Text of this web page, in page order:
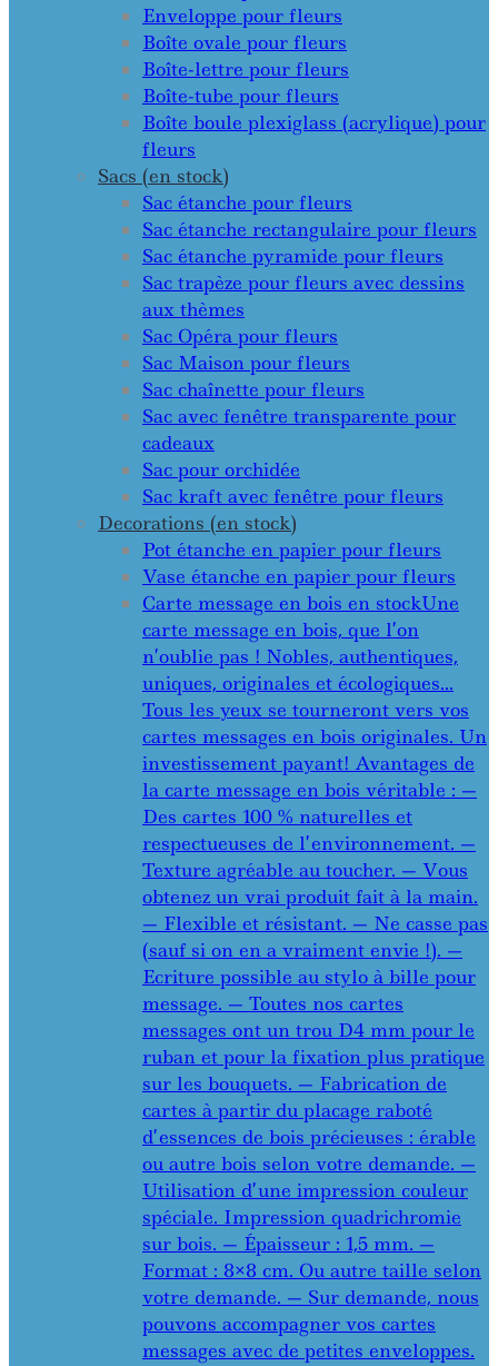
Enveloppe pour fleurs
Boîte ovale pour fleurs
Boîte-lettre pour fleurs
Boîte-tube pour fleurs
Boîte boule plexiglass (acrylique) pour
fleurs
Sacs (en stock)
Sac étanche pour fleurs
Sac étanche rectangulaire pour fleurs
Sac étanche pyramide pour fleurs
Sac trapèze pour fleurs avec dessins
aux thèmes
Sac Opéra pour fleurs
Sac Maison pour fleurs
Sac chaînette pour fleurs
Sac avec fenêtre transparente pour
cadeaux
Sac pour orchidée
Sac kraft avec fenêtre pour fleurs
Decorations (en stock)
Pot étanche en papier pour fleurs
Vase étanche en papier pour fleurs
Carte message en bois en stockUne
carte message en bois, que l’on
n’oublie pas ! Nobles, authentiques,
uniques, originales et écologiques…
Tous les yeux se tourneront vers vos
cartes messages en bois originales. Un
investissement payant! Avantages de
la carte message en bois véritable : —
Des cartes 100 % naturelles et
respectueuses de l’environnement. —
Texture agréable au toucher. — Vous
obtenez un vrai produit fait à la main.
— Flexible et résistant. — Ne casse pas
(sauf si on en a vraiment envie !). —
Ecriture possible au stylo à bille pour
message. — Toutes nos cartes
messages ont un trou D4 mm pour le
ruban et pour la fixation plus pratique
sur les bouquets. — Fabrication de
cartes à partir du placage raboté
d’essences de bois précieuses : érable
ou autre bois selon votre demande. —
Utilisation d’une impression couleur
spéciale. Impression quadrichromie
sur bois. — Épaisseur : 1,5 mm. —
Format : 8×8 cm. Ou autre taille selon
votre demande. — Sur demande, nous
pouvons accompagner vos cartes
messages avec de petites enveloppes.